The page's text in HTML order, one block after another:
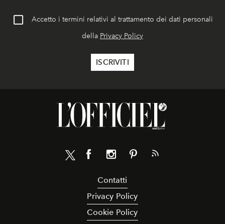
Accetto i termini relativi al trattamento dei dati personali
della Privacy Policy
Contatti
Privacy Policy
Cookie Policy